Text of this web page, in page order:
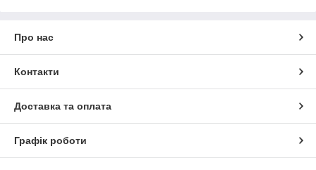
Про нас
Контакти
Доставка та оплата
Графік роботи